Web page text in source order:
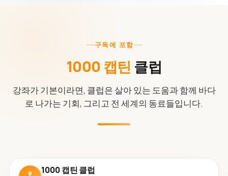
구독에 포함
1000 캡틴 클럽
강좌가 기본이라면, 클럽은 살아 있는 도움과 함께 바다
로 나가는 기회, 그리고 전 세계의 동료들입니다.
1000 캡틴 클럽